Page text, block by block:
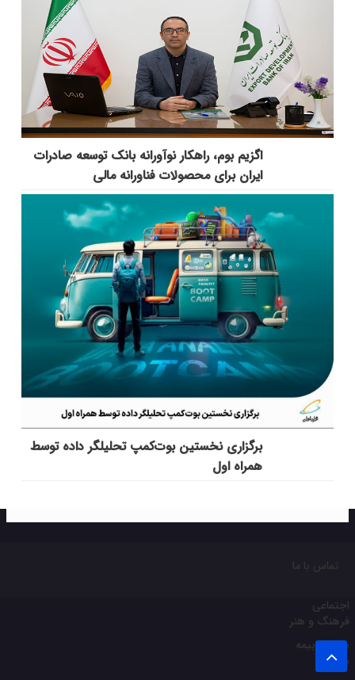
اگزیم بوم، راهکار نوآورانه بانک توسعه صادرات
ایران برای محصولات فناورانه مالی
برگزاری نخستین بوت‌کمپ تحلیلگر داده توسط
همراه اول
تماس با ما
اجتماعی
فرهنگ و هنر
بانک و بیمه
بورس